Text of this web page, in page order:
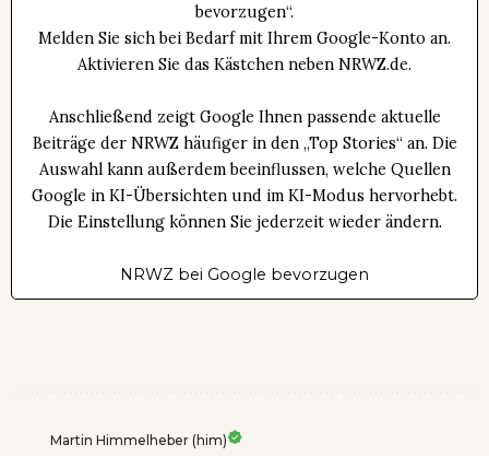
bevorzugen“.
Melden Sie sich bei Bedarf mit Ihrem Google-Konto an.
Aktivieren Sie das Kästchen neben NRWZ.de.
Anschließend zeigt Google Ihnen passende aktuelle
Beiträge der NRWZ häufiger in den „Top Stories“ an. Die
Auswahl kann außerdem beeinflussen, welche Quellen
Google in KI-Übersichten und im KI-Modus hervorhebt.
Die Einstellung können Sie jederzeit wieder ändern.
NRWZ bei Google bevorzugen
Martin Himmelheber (him)